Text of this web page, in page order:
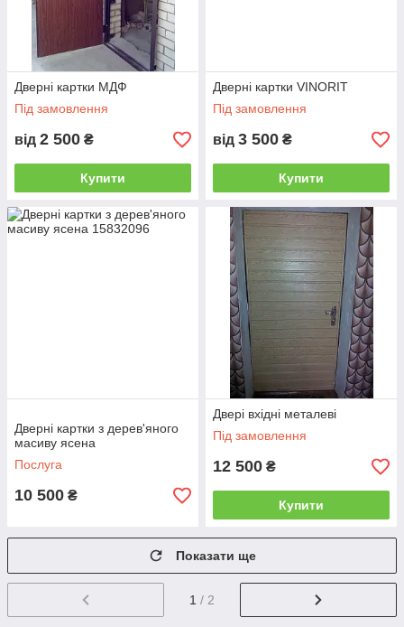
Дверні картки МДФ
Під замовлення
від 2 500 ₴
Купити
Дверні картки VINORIT
Під замовлення
від 3 500 ₴
Купити
Дверні картки з дерев'яного
масиву ясена
Послуга
10 500 ₴
Двері вхідні металеві
Під замовлення
12 500 ₴
Купити
Показати ще
1 / 2